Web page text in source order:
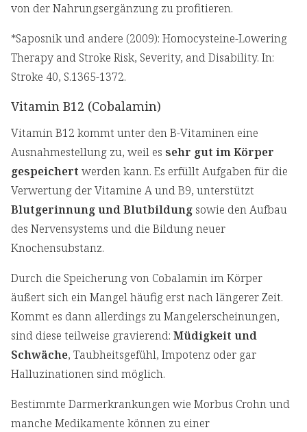
von der Nahrungsergänzung zuprofitieren.
*Saposnik und andere (2009): Homocysteine-Lowering
Therapy and Stroke Risk, Severity, and Disability. In:
Stroke 40, S.1365-1372.
Vitamin B12 (Cobalamin)
Vitamin B12 kommt unter den B-Vitaminen eine
Ausnahmestellung zu, weil es sehr gut im Körper
gespeichert werden kann. Es erfüllt Aufgaben für die
Verwertung der Vitamine A und B9, unterstützt
Blutgerinnung und Blutbildung sowie den Aufbau
des Nervensystems und die Bildung neuer
Knochensubstanz.
Durch die Speicherung von Cobalamin im Körper
äußert sich ein Mangel häufig erst nach längerer Zeit.
Kommt es dann allerdings zu Mangelerscheinungen,
sind diese teilweise gravierend: Müdigkeit und
Schwäche, Taubheitsgefühl, Impotenz oder gar
Halluzinationen sind möglich.
Bestimmte Darmerkrankungen wie Morbus Crohn und
manche Medikamente können zu einer